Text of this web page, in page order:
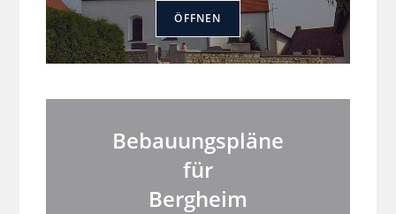
ÖFFNEN
Bebauungspläne
für
Bergheim